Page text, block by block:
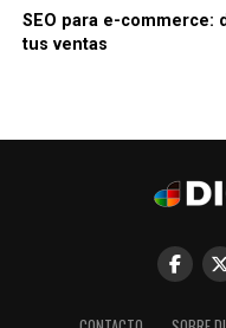
SEO para e-
tus ventas